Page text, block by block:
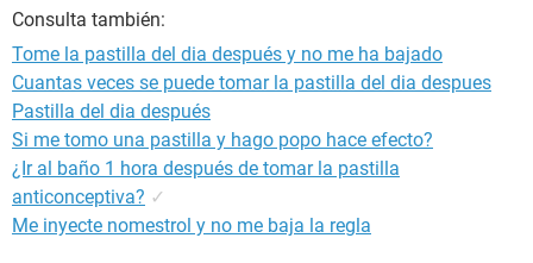
Consulta también:
Tome la pastilla del dia después y no me ha bajado
Cuantas veces se puede tomar la pastilla del dia despues
Pastilla del dia después
Si me tomo una pastilla y hago popo hace efecto?
¿Ir al baño 1 hora después de tomar la pastilla
anticonceptiva? ✓
Me inyecte nomestrol y no me baja la regla